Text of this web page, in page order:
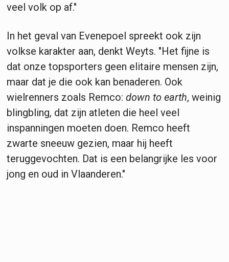
veel volk op af."
In het geval van Evenepoel spreekt ook zijn
volkse karakter aan, denkt Weyts. "Het fijne is
dat onze topsporters geen elitaire mensen zijn,
maar dat je die ook kan benaderen. Ook
wielrenners zoals Remco: down to earth, weinig
blingbling, dat zijn atleten die heel veel
inspanningen moeten doen. Remco heeft
zwarte sneeuw gezien, maar hij heeft
teruggevochten. Dat is een belangrijke les voor
jong en oud in Vlaanderen."